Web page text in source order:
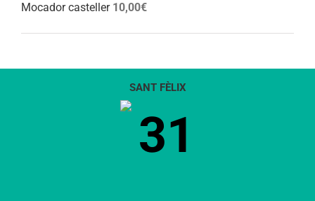
Mocador casteller 10,00€
SANT FÈLIX
31